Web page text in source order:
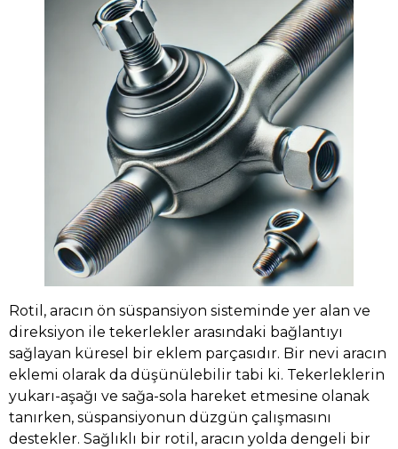
Rotil, aracın ön süspansiyon sisteminde yer alan ve
direksiyon ile tekerlekler arasındaki bağlantıyı
sağlayan küresel bir eklem parçasıdır. Bir nevi aracın
eklemi olarak da düşünülebilir tabi ki. Tekerleklerin
yukarı-aşağı ve sağa-sola hareket etmesine olanak
tanırken, süspansiyonun düzgün çalışmasını
destekler. Sağlıklı bir rotil, aracın yolda dengeli bir